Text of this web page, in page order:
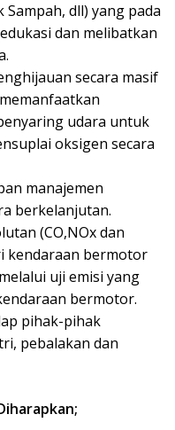
Sampah, dll) yang pada
dan melibatkan
secara masif
udara untuk
oksigen secara
manajemen
berkelanjutan.
(CO,NOx dan
kendaraan bermotor
uji emisi yang
bermotor.
pihak-pihak
pebalakan dan